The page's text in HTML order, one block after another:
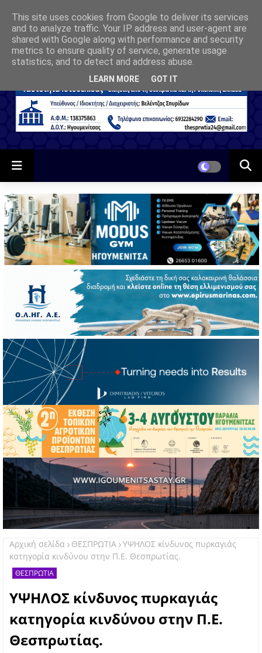
Αρχική σελίδα ΘΕΣΠΡΩΤΙΑ ΥΨΗΛΟΣ κίνδυνος πυρκαγιάς
κατηγορία κινδύνου στην Π.Ε. Θεσπρωτίας.
ΘΕΣΠΡΩΤΙΑ
ΥΨΗΛΟΣ κίνδυνος πυρκαγιάς
κατηγορία κινδύνου στην Π.Ε.
Θεσπρωτίας.
This site uses cookies from Google to deliver its services
and to analyze traffic. Your IP address and user-agent are
shared with Google along with performance and security
metrics to ensure quality of service, generate usage
statistics, and to detect and address abuse.
LEARN MORE GOT IT